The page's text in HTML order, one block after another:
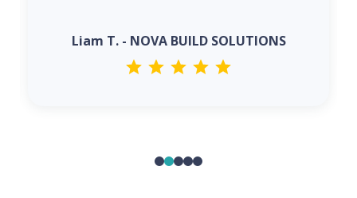
Liam T. - NOVA BUILD SOLUTIONS